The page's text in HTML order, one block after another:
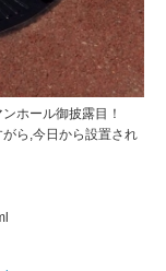
ホール御披露目！
ら,今日から設置され